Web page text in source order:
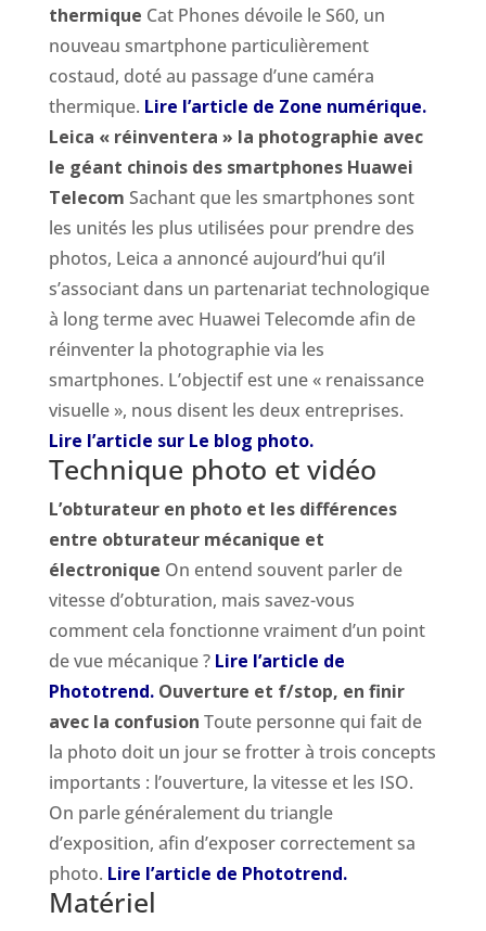
thermique Cat Phones dévoile le S60, un
nouveau smartphone particulièrement
costaud, doté au passage d’une caméra
thermique. Lire l’article de Zone numérique.
Leica « réinventera » la photographie avec
le géant chinois des smartphones Huawei
Telecom Sachant que les smartphones sont
les unités les plus utilisées pour prendre des
photos, Leica a annoncé aujourd’hui qu’il
s’associant dans un partenariat technologique
à long terme avec Huawei Telecomde afin de
réinventer la photographie via les
smartphones. L’objectif est une « renaissance
visuelle », nous disent les deux entreprises.
Lire l’article sur Le blog photo.
Technique photo et vidéo
L’obturateur en photo et les différences
entre obturateur mécanique et
électronique On entend souvent parler de
vitesse d’obturation, mais savez-vous
comment cela fonctionne vraiment d’un point
de vue mécanique ? Lire l’article de
Phototrend. Ouverture et f/stop, en finir
avec la confusion Toute personne qui fait de
la photo doit un jour se frotter à trois concepts
importants : l’ouverture, la vitesse et les ISO.
On parle généralement du triangle
d’exposition, afin d’exposer correctement sa
photo. Lire l’article de Phototrend.
Matériel